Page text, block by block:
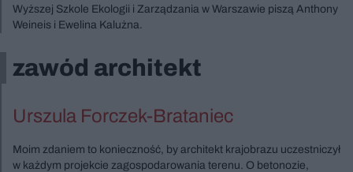
Wyższej Szkole Ekologii i Zarządzania w Warszawie piszą Anthony
Weineis i Ewelina Kalużna.
zawód architekt
Urszula Forczek-Brataniec
Moim zdaniem to konieczność, by architekt krajobrazu uczestniczył
w każdym projekcie zagospodarowania terenu. O betonozie,